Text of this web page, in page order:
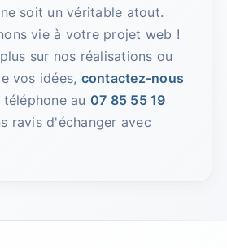
soit un véritable atout.
vie à votre projet web !
sur nos réalisations ou
vos idées, contactez-nous
au 07 85 55 19
ravis d'échanger avec